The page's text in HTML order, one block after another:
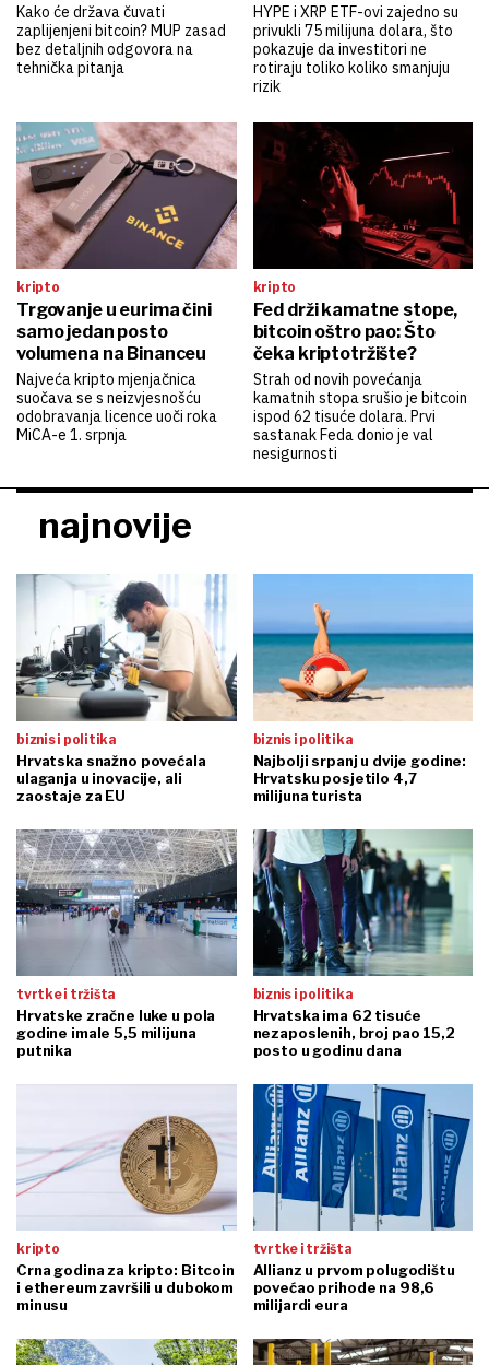
Kako će država čuvati
zaplijenjeni bitcoin? MUP zasad
bez detaljnih odgovora na
tehnička pitanja
HYPE i XRP ETF-ovi zajedno su
privukli 75 milijuna dolara, što
pokazuje da investitori ne
rotiraju toliko koliko smanjuju
rizik
kripto
Trgovanje u eurima čini
samo jedan posto
volumena na Binanceu
Najveća kripto mjenjačnica
suočava se s neizvjesnošću
odobravanja licence uoči roka
MiCA-e 1. srpnja
kripto
Fed drži kamatne stope,
bitcoin oštro pao: Što
čeka kriptotržište?
Strah od novih povećanja
kamatnih stopa srušio je bitcoin
ispod 62 tisuće dolara. Prvi
sastanak Feda donio je val
nesigurnosti
najnovije
biznis i politika
Hrvatska snažno povećala
ulaganja u inovacije, ali
zaostaje za EU
biznis i politika
Najbolji srpanj u dvije godine:
Hrvatsku posjetilo 4,7
milijuna turista
tvrtke i tržišta
Hrvatske zračne luke u pola
godine imale 5,5 milijuna
putnika
biznis i politika
Hrvatska ima 62 tisuće
nezaposlenih, broj pao 15,2
posto u godinu dana
kripto
Crna godina za kripto: Bitcoin
i ethereum završili u dubokom
minusu
tvrtke i tržišta
Allianz u prvom polugodištu
povećao prihode na 98,6
milijardi eura